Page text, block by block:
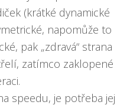
(krátké dynamické
napomůže to
pak „zdravá“ strana
zatímco zaklopené
speedu, je potřeba jej